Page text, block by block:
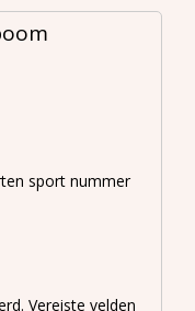
sport nummer
Vereiste velden